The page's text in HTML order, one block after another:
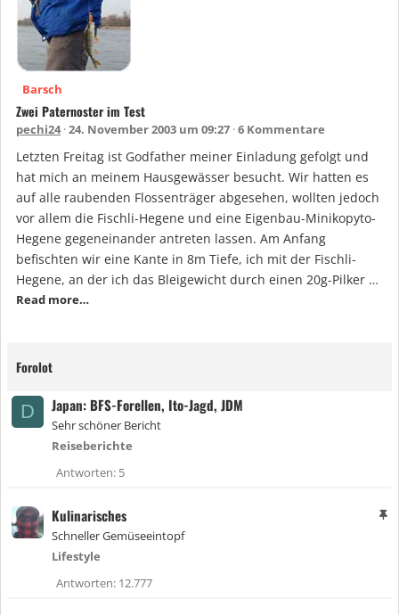
Barsch
Zwei Paternoster im Test
pechi24 24. November 2003 um 09:27 6 Kommentare
Letzten Freitag ist Godfather meiner Einladung gefolgt und
hat mich an meinem Hausgewässer besucht. Wir hatten es
auf alle raubenden Flossenträger abgesehen, wollten jedoch
vor allem die Fischli-Hegene und eine Eigenbau-Minikopyto-
Hegene gegeneinander antreten lassen. Am Anfang
befischten wir eine Kante in 8m Tiefe, ich mit der Fischli-
Hegene, an der ich das Bleigewicht durch einen 20g-Pilker …
Read more…
Forolot
D Japan: BFS-Forellen, Ito-Jagd, JDM
Sehr schöner Bericht
Reiseberichte
Antworten 5
A
Kulinarisches
Schneller Gemüseeintopf
Lifestyle
Antworten 12.777